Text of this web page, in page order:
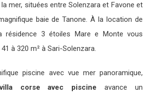
mer, situées entre Solenzara et Favone et
baie de Tanone. À la location de
résidence 3 étoiles Mare e Monte vous
à 320 m² à Sari-Solenzara.
piscine avec vue mer panoramique,
corse avec piscine avance un